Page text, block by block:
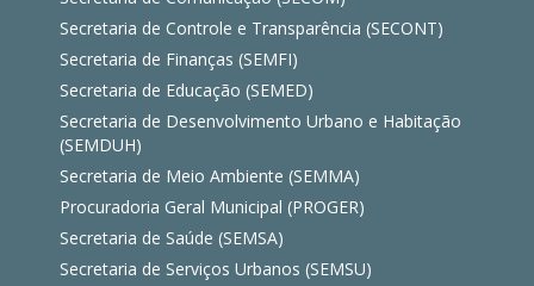
Secretaria de Controle e Transparência (SECONT)
Secretaria de Finanças (SEMFI)
Secretaria de Educação (SEMED)
Secretaria de Desenvolvimento Urbano e Habitação
(SEMDUH)
Secretaria de Meio Ambiente (SEMMA)
Procuradoria Geral Municipal (PROGER)
Secretaria de Saúde (SEMSA)
Secretaria de Serviços Urbanos (SEMSU)